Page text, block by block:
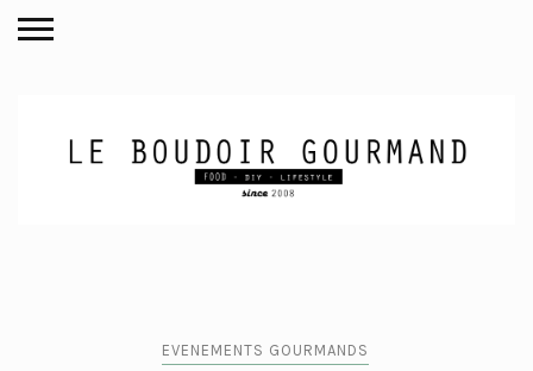
EVENEMENTS GOURMANDS